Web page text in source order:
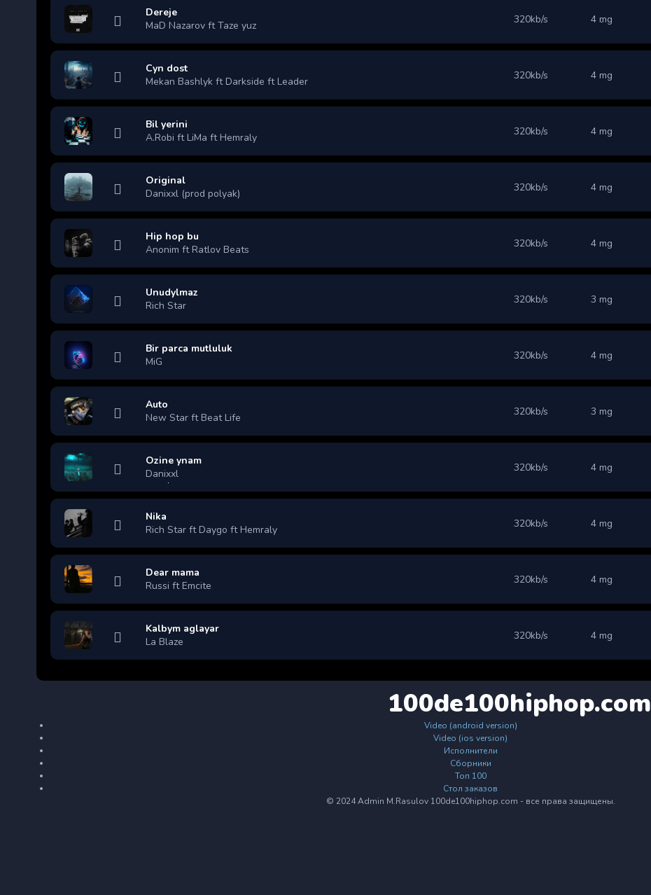
Dereje
MaD Nazarov ft Taze yuz
320kb/s 4 mg
Cyn dost
Mekan Bashlyk ft Darkside ft Leader
320kb/s 4 mg
Bil yerini
A.Robi ft LiMa ft Hemraly
320kb/s 4 mg
Original
Danixxl (prod polyak)
320kb/s 4 mg
Hip hop bu
Anonim ft Ratlov Beats
320kb/s 4 mg
Unudylmaz
Rich Star
320kb/s 3 mg
Bir parca mutluluk
MiG
320kb/s 4 mg
Auto
New Star ft Beat Life
320kb/s 3 mg
Ozine ynam
Danixxl
320kb/s 4 mg
Nika
Rich Star ft Daygo ft Hemraly
320kb/s 4 mg
Dear mama
Russi ft Emcite
320kb/s 4 mg
Kalbym aglayar
La Blaze
320kb/s 4 mg
100de100hiphop.com
Video (android version)
Video (ios version)
Исполнители
Сборники
Топ 100
Стол заказов
© 2024 Admin M.Rasulov 100de100hiphop.com - все права защищены.